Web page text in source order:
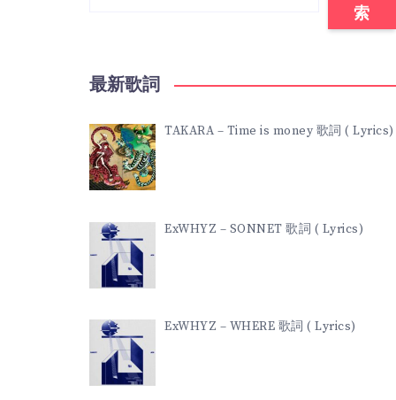
索
最新歌詞
TAKARA – Time is money 歌詞 ( Lyrics)
ExWHYZ – SONNET 歌詞 ( Lyrics)
ExWHYZ – WHERE 歌詞 ( Lyrics)